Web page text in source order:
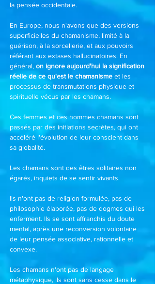
la pensée occidentale.
En Europe, nous n'avons que des versions
superficielles du chamanisme, limité à la
guérison, à la sorcellerie, et aux pouvoirs
référant aux extases hallucinatoires. En
général, on ignore aujourd'hui la signification
réelle de ce qu'est le chamanisme et les
processus de transmutations physique et
spirituelle vécus par les chamans.
Ces femmes et ces hommes chamans sont
passés par des initiations secrètes, qui ont
accéléré l'évolution de leur conscient dans
sa globalité.
Les chamans sont des êtres solitaires non
égarés, inquiets de se sentir vivants.
Ils n'ont pas de religion formulée, pas de
philosophie élaborée, pas de dogmes qui les
enferment. Ils se sont affranchis du doute
mental, après une reconversion volontaire
de leur pensée associative, rationnelle et
convexe.
Les chamans n'ont pas de langage
métaphysique, ils sont sans cesse dans le